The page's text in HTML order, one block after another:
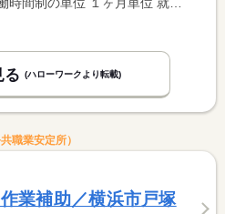
る (ハローワークより転載)
職業安定所）
業補助／横浜市戸塚